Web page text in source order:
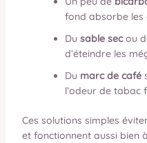
fond absorbe les
Du sable secou
d’éteindre les
Du marc de café
l’odeur de tabac
Ces solutions simples
et fonctionnent aussi bien